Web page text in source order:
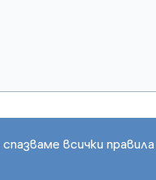
всички